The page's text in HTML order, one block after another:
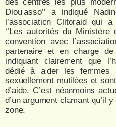
des centres les plus
Dioulasso’’ a indiqué
l’association Clitoraid qui a
‘’Les autorités du
convention avec
partenaire et en charge
indiquant clairement que
dédié à aider les
sexuellement mutilées et
d’aide. C’est néanmoins
d’un argument clamant qu’il
zone.